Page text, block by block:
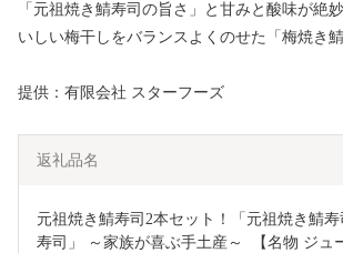
「元祖焼き鯖寿司の旨さ」と甘みと酸味が絶
いしい梅干しをバランスよくのせた「梅焼き鯖
提供：有限会社 スターフーズ
返礼品名
元祖焼き鯖寿司2本セット！「元祖焼き鯖
寿司」 ～家族が喜ぶ手土産～  【名物 ジュ